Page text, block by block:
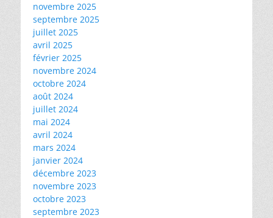
novembre 2025
septembre 2025
juillet 2025
avril 2025
février 2025
novembre 2024
octobre 2024
août 2024
juillet 2024
mai 2024
avril 2024
mars 2024
janvier 2024
décembre 2023
novembre 2023
octobre 2023
septembre 2023